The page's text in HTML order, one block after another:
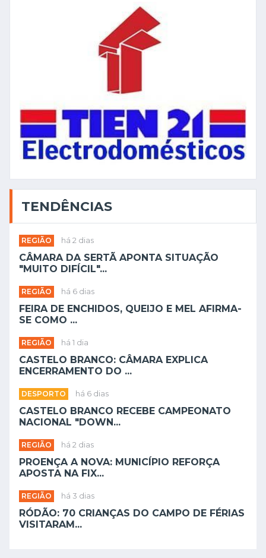
TENDÊNCIAS
REGIÃO há 2 dias
CÂMARA DA SERTÃ APONTA SITUAÇÃO
"MUITO DIFÍCIL"...
REGIÃO há 6 dias
FEIRA DE ENCHIDOS, QUEIJO E MEL AFIRMA-
SE COMO ...
REGIÃO há 1 dia
CASTELO BRANCO: CÂMARA EXPLICA
ENCERRAMENTO DO ...
DESPORTO há 6 dias
CASTELO BRANCO RECEBE CAMPEONATO
NACIONAL "DOWN...
REGIÃO há 2 dias
PROENÇA A NOVA: MUNICÍPIO REFORÇA
APOSTA NA FIX...
REGIÃO há 3 dias
RÓDÃO: 70 CRIANÇAS DO CAMPO DE FÉRIAS
VISITARAM...